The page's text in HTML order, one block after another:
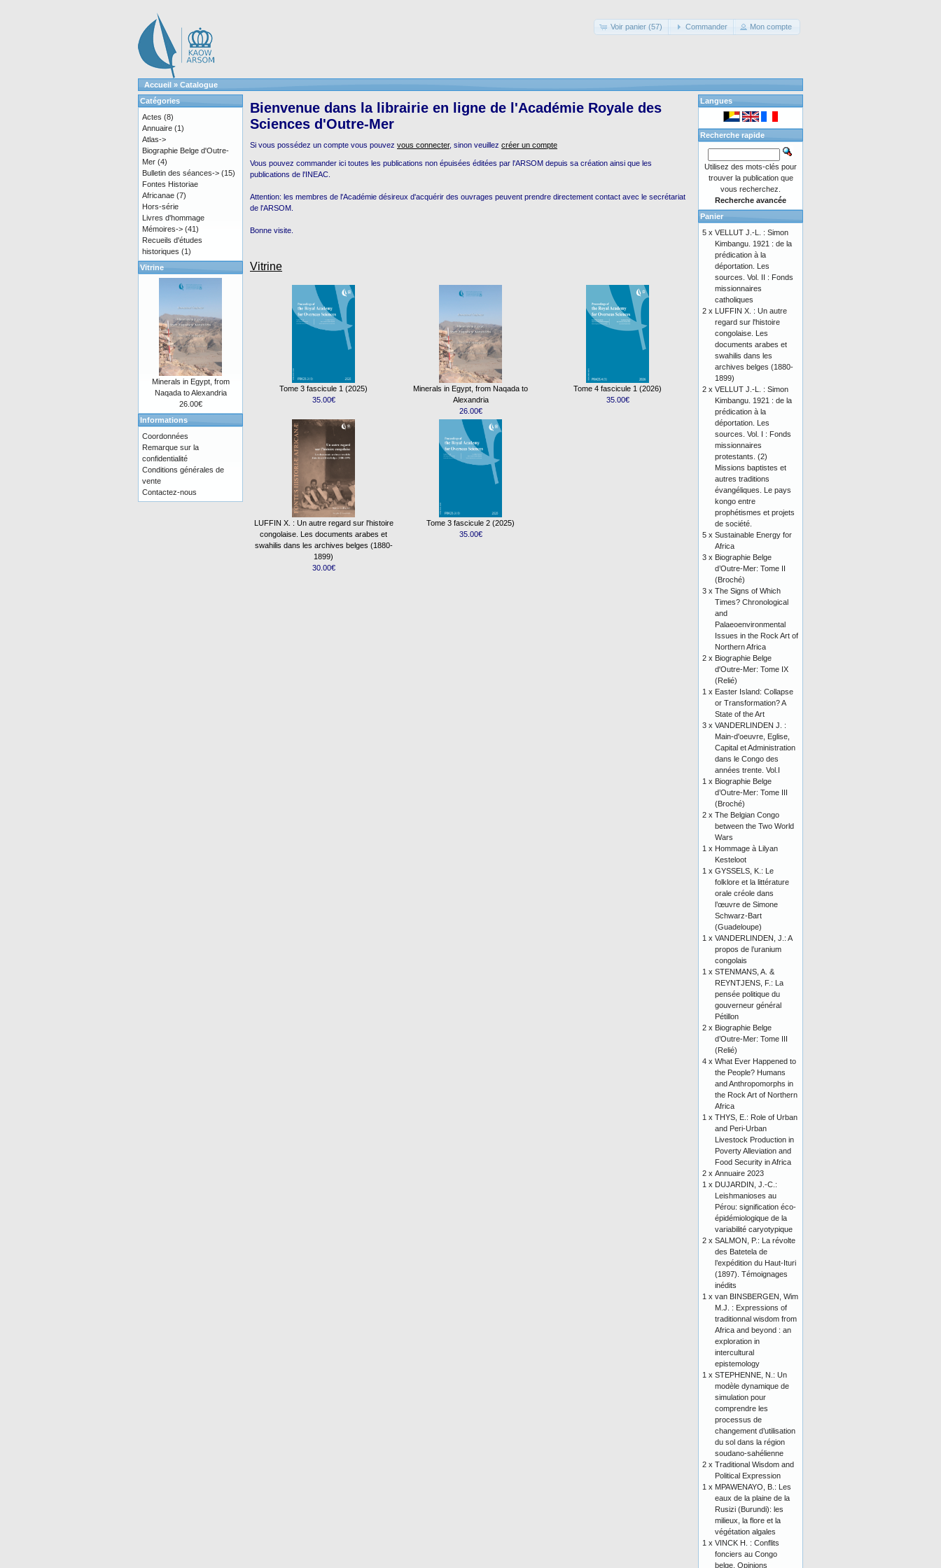
Voir panier (57) Commander Mon compte
Accueil » Catalogue
Bienvenue dans la librairie en ligne de l'Académie Royale des
Sciences d'Outre-Mer
Si vous possédez un compte vous pouvez vous connecter, sinon veuillez créer un compte
Vous pouvez commander ici toutes les publications non épuisées éditées par l'ARSOM depuis sa création ainsi que les
publications de l'INEAC.
Attention: les membres de l'Académie désireux d'acquérir des ouvrages peuvent prendre directement contact avec le secrétariat
de l'ARSOM.
Bonne visite.
Vitrine
Tome 3 fascicule 1 (2025)
35.00€
Minerals in Egypt, from Naqada to
Alexandria
26.00€
Tome 4 fascicule 1 (2026)
35.00€
LUFFIN X. : Un autre regard sur l'histoire
congolaise. Les documents arabes et
swahilis dans les archives belges (1880-
1899)
30.00€
Tome 3 fascicule 2 (2025)
35.00€
Catégories
Actes (8)
Annuaire (1)
Atlas->
Biographie Belge d'Outre-
Mer (4)
Bulletin des séances-> (15)
Fontes Historiae
Africanae (7)
Hors-série
Livres d'hommage
Mémoires-> (41)
Recueils d'études
historiques (1)
Vitrine
Minerals in Egypt, from
Naqada to Alexandria
26.00€
Informations
Coordonnées
Remarque sur la
confidentialité
Conditions générales de
vente
Contactez-nous
Langues
Recherche rapide
Utilisez des mots-clés pour
trouver la publication que
vous recherchez.
Recherche avancée
Panier
5 x VELLUT J.-L. : Simon
Kimbangu. 1921 : de la
prédication à la
déportation. Les
sources. Vol. II : Fonds
missionnaires
catholiques
2 x LUFFIN X. : Un autre
regard sur l'histoire
congolaise. Les
documents arabes et
swahilis dans les
archives belges (1880-
1899)
2 x VELLUT J.-L. : Simon
Kimbangu. 1921 : de la
prédication à la
déportation. Les
sources. Vol. I : Fonds
missionnaires
protestants. (2)
Missions baptistes et
autres traditions
évangéliques. Le pays
kongo entre
prophétismes et projets
de société.
5 x Sustainable Energy for
Africa
3 x Biographie Belge
d’Outre-Mer: Tome II
(Broché)
3 x The Signs of Which
Times? Chronological
and
Palaeoenvironmental
Issues in the Rock Art of
Northern Africa
2 x Biographie Belge
d'Outre-Mer: Tome IX
(Relié)
1 x Easter Island: Collapse
or Transformation? A
State of the Art
3 x VANDERLINDEN J. :
Main-d'oeuvre, Eglise,
Capital et Administration
dans le Congo des
années trente. Vol.I
1 x Biographie Belge
d’Outre-Mer: Tome III
(Broché)
2 x The Belgian Congo
between the Two World
Wars
1 x Hommage à Lilyan
Kesteloot
1 x GYSSELS, K.: Le
folklore et la littérature
orale créole dans
l’œuvre de Simone
Schwarz-Bart
(Guadeloupe)
1 x VANDERLINDEN, J.: A
propos de l’uranium
congolais
1 x STENMANS, A. &
REYNTJENS, F.: La
pensée politique du
gouverneur général
Pétillon
2 x Biographie Belge
d’Outre-Mer: Tome III
(Relié)
4 x What Ever Happened to
the People? Humans
and Anthropomorphs in
the Rock Art of Northern
Africa
1 x THYS, E.: Role of Urban
and Peri-Urban
Livestock Production in
Poverty Alleviation and
Food Security in Africa
2 x Annuaire 2023
1 x DUJARDIN, J.-C.:
Leishmanioses au
Pérou: signification éco-
épidémiologique de la
variabilité caryotypique
2 x SALMON, P.: La révolte
des Batetela de
l’expédition du Haut-Ituri
(1897). Témoignages
inédits
1 x van BINSBERGEN, Wim
M.J. : Expressions of
traditionnal wisdom from
Africa and beyond : an
exploration in
intercultural
epistemology
1 x STEPHENNE, N.: Un
modèle dynamique de
simulation pour
comprendre les
processus de
changement d’utilisation
du sol dans la région
soudano-sahélienne
2 x Traditional Wisdom and
Political Expression
1 x MPAWENAYO, B.: Les
eaux de la plaine de la
Rusizi (Burundi): les
milieux, la flore et la
végétation algales
1 x VINCK H. : Conflits
fonciers au Congo
belge. Opinions